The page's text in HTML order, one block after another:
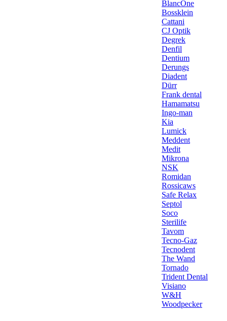
BlancOne
Bossklein
Cattani
CJ Optik
Degrek
Denfil
Dentium
Derungs
Diadent
Dürr
Frank dental
Hamamatsu
Ingo-man
Kia
Lumick
Meddent
Medit
Mikrona
NSK
Romidan
Rossicaws
Safe Relax
Septol
Soco
Sterilife
Tavom
Tecno-Gaz
Tecnodent
The Wand
Tornado
Trident Dental
Visiano
W&H
Woodpecker